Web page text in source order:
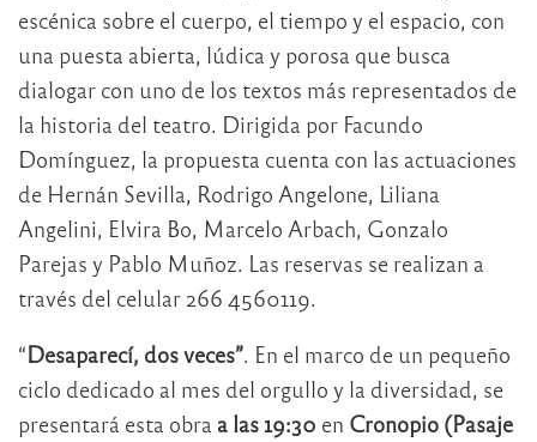
escénica sobre el cuerpo, el tiempo y el espacio, con
una puesta abierta, lúdica y porosa que busca
dialogar con uno de los textos más representados de
la historia del teatro. Dirigida por Facundo
Domínguez, la propuesta cuenta con las actuaciones
de Hernán Sevilla, Rodrigo Angelone, Liliana
Angelini, Elvira Bo, Marcelo Arbach, Gonzalo
Parejas y Pablo Muñoz. Las reservas se realizan a
través del celular 266 4560119.
“Desaparecí, dos veces”. En el marco de un pequeño
ciclo dedicado al mes del orgullo y la diversidad, se
presentará esta obra a las 19:30 en Cronopio (Pasaje